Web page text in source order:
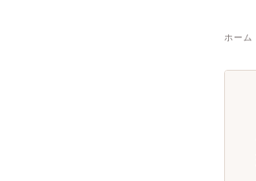
ホーム